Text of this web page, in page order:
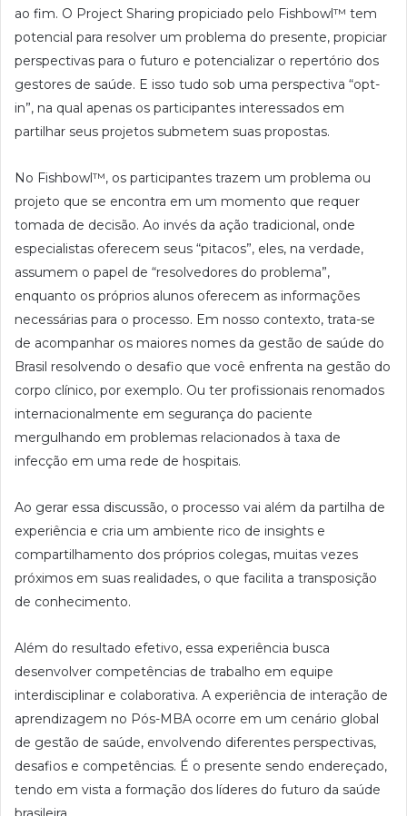
ao fim. O Project Sharing propiciado pelo Fishbowl™ tem
potencial para resolver um problema do presente, propiciar
perspectivas para o futuro e potencializar o repertório dos
gestores de saúde. E isso tudo sob uma perspectiva “opt-
in”, na qual apenas os participantes interessados em
partilhar seus projetos submetem suas propostas.
No Fishbowl™, os participantes trazem um problema ou
projeto que se encontra em um momento que requer
tomada de decisão. Ao invés da ação tradicional, onde
especialistas oferecem seus “pitacos”, eles, na verdade,
assumem o papel de “resolvedores do problema”,
enquanto os próprios alunos oferecem as informações
necessárias para o processo. Em nosso contexto, trata-se
de acompanhar os maiores nomes da gestão de saúde do
Brasil resolvendo o desafio que você enfrenta na gestão do
corpo clínico, por exemplo. Ou ter profissionais renomados
internacionalmente em segurança do paciente
mergulhando em problemas relacionados à taxa de
infecção em uma rede de hospitais.
Ao gerar essa discussão, o processo vai além da partilha de
experiência e cria um ambiente rico de insights e
compartilhamento dos próprios colegas, muitas vezes
próximos em suas realidades, o que facilita a transposição
de conhecimento.
Além do resultado efetivo, essa experiência busca
desenvolver competências de trabalho em equipe
interdisciplinar e colaborativa. A experiência de interação de
aprendizagem no Pós-MBA ocorre em um cenário global
de gestão de saúde, envolvendo diferentes perspectivas,
desafios e competências. É o presente sendo endereçado,
tendo em vista a formação dos líderes do futuro da saúde